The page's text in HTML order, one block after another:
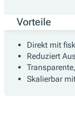
Vorteile
Direkt mit
Reduziert
Skalierbar